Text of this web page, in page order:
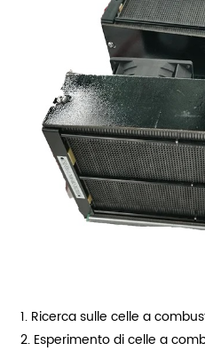
1. Ricerca sulle celle a
2. Esperimento di celle a